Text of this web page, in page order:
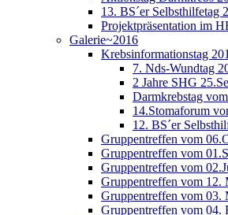
13. BS´er Selbsthilfetag
Projektpräsentation im
Galerie~2016
Krebsinformationstag
7. Nds-Wundtag
2 Jahre SHG
Darmkrebstag
14.Stomaforum
12. BS´er
Gruppentreffen vom
Gruppentreffen vom
Gruppentreffen vom
Gruppentreffen vom 12.
Gruppentreffen vom 03.
Gruppentreffen vom 04.